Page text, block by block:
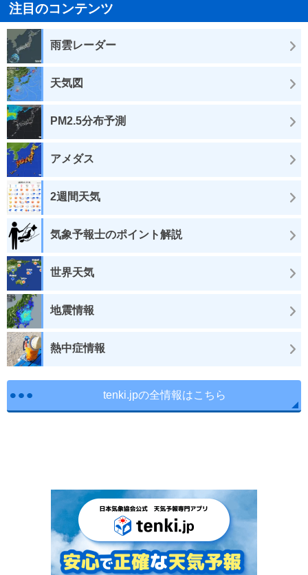
注目のコンテンツ
雨雲レーダー
天気図
PM2.5分布予測
アメダス
2週間天気
気象予報士のポイント解説
世界天気
地震情報
熱中症情報
tenki.jpの全情報はこちら